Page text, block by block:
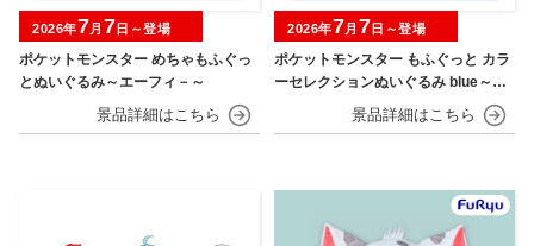
ポケットモンスター めちゃもふぐっ
とぬいぐるみ～エーフィ－～
2026年7月 7 日～登場
ポケットモンスター もふぐっと カラ
ーセレクションぬいぐるみ blue～カ
イオーガ・ポッチャマ～
2026年7月 7 日～登場